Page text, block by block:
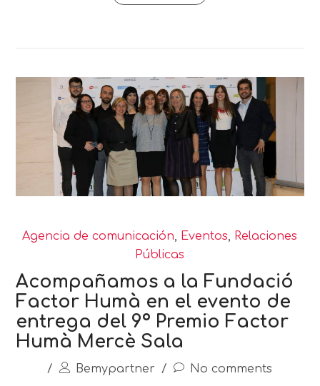
Agencia de comunicación, Eventos, Relaciones
Públicas
Acompañamos a la Fundació
Factor Humà en el evento de
entrega del 9º Premio Factor
Humà Mercè Sala
/ Bemypartner / No comments